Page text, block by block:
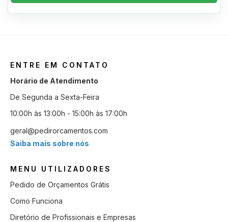
ENTRE EM CONTATO
Horário de Atendimento
De Segunda a Sexta-Feira
10:00h às 13:00h - 15:00h às 17:00h
geral@pedirorcamentos.com
Saiba mais sobre nós
MENU UTILIZADORES
Pedido de Orçamentos Grátis
Como Funciona
Diretório de Profissionais e Empresas